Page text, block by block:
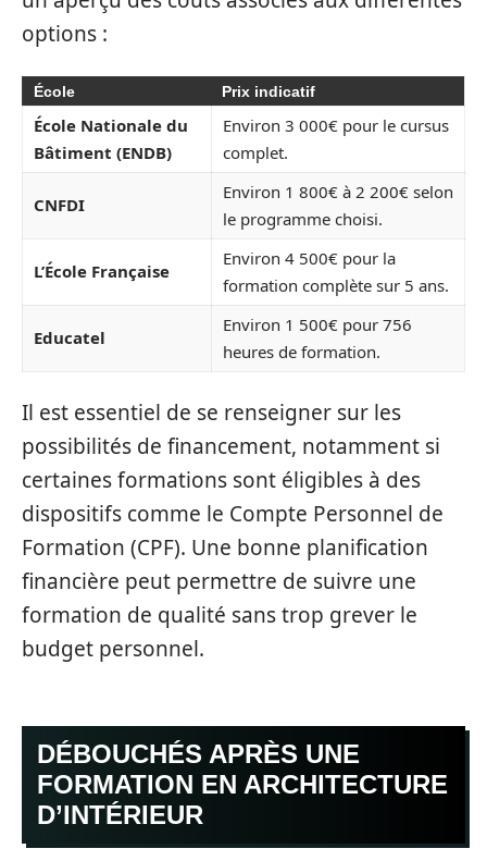
options :
École Prix indicatif
École Nationale du
Bâtiment (ENDB)
Environ 3 000€ pour le cursus
complet.
CNFDI
Environ 1 800€ à 2 200€ selon
le programme choisi.
L’École Française
Environ 4 500€ pour la
formation complète sur 5 ans.
Educatel
Environ 1 500€ pour 756
heures de formation.
Il est essentiel de se renseigner sur les
possibilités de financement, notamment si
certaines formations sont éligibles à des
dispositifs comme le Compte Personnel de
Formation (CPF). Une bonne planification
financière peut permettre de suivre une
formation de qualité sans trop grever le
budget personnel.
DÉBOUCHÉS APRÈS UNE
FORMATION EN ARCHITECTURE
D’INTÉRIEUR